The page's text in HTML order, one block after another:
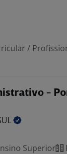
/
-
Superior